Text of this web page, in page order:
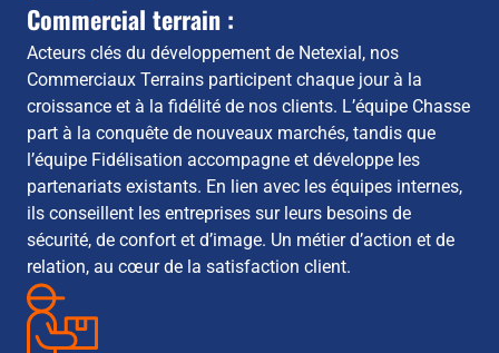
Commercial terrain :
Acteurs clés du développement de Netexial, nos
Commerciaux Terrains participent chaque jour à la
croissance et à la fidélité de nos clients. L’équipe Chasse
part à la conquête de nouveaux marchés, tandis que
l’équipe Fidélisation accompagne et développe les
partenariats existants. En lien avec les équipes internes,
ils conseillent les entreprises sur leurs besoins de
sécurité, de confort et d’image. Un métier d’action et de
relation, au cœur de la satisfaction client.